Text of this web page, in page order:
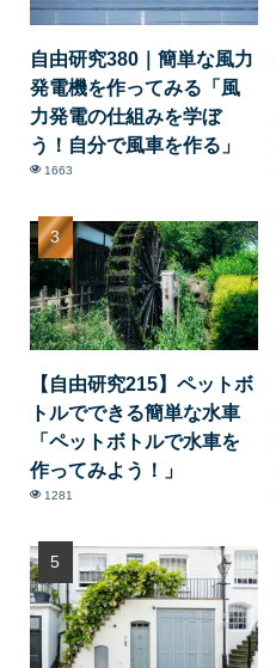
自由研究380｜簡単な風力
発電機を作ってみる「風
力発電の仕組みを学ぼ
う！自分で風車を作る」
1663
【自由研究215】ペットボ
トルでできる簡単な水車
「ペットボトルで水車を
作ってみよう！」
1281